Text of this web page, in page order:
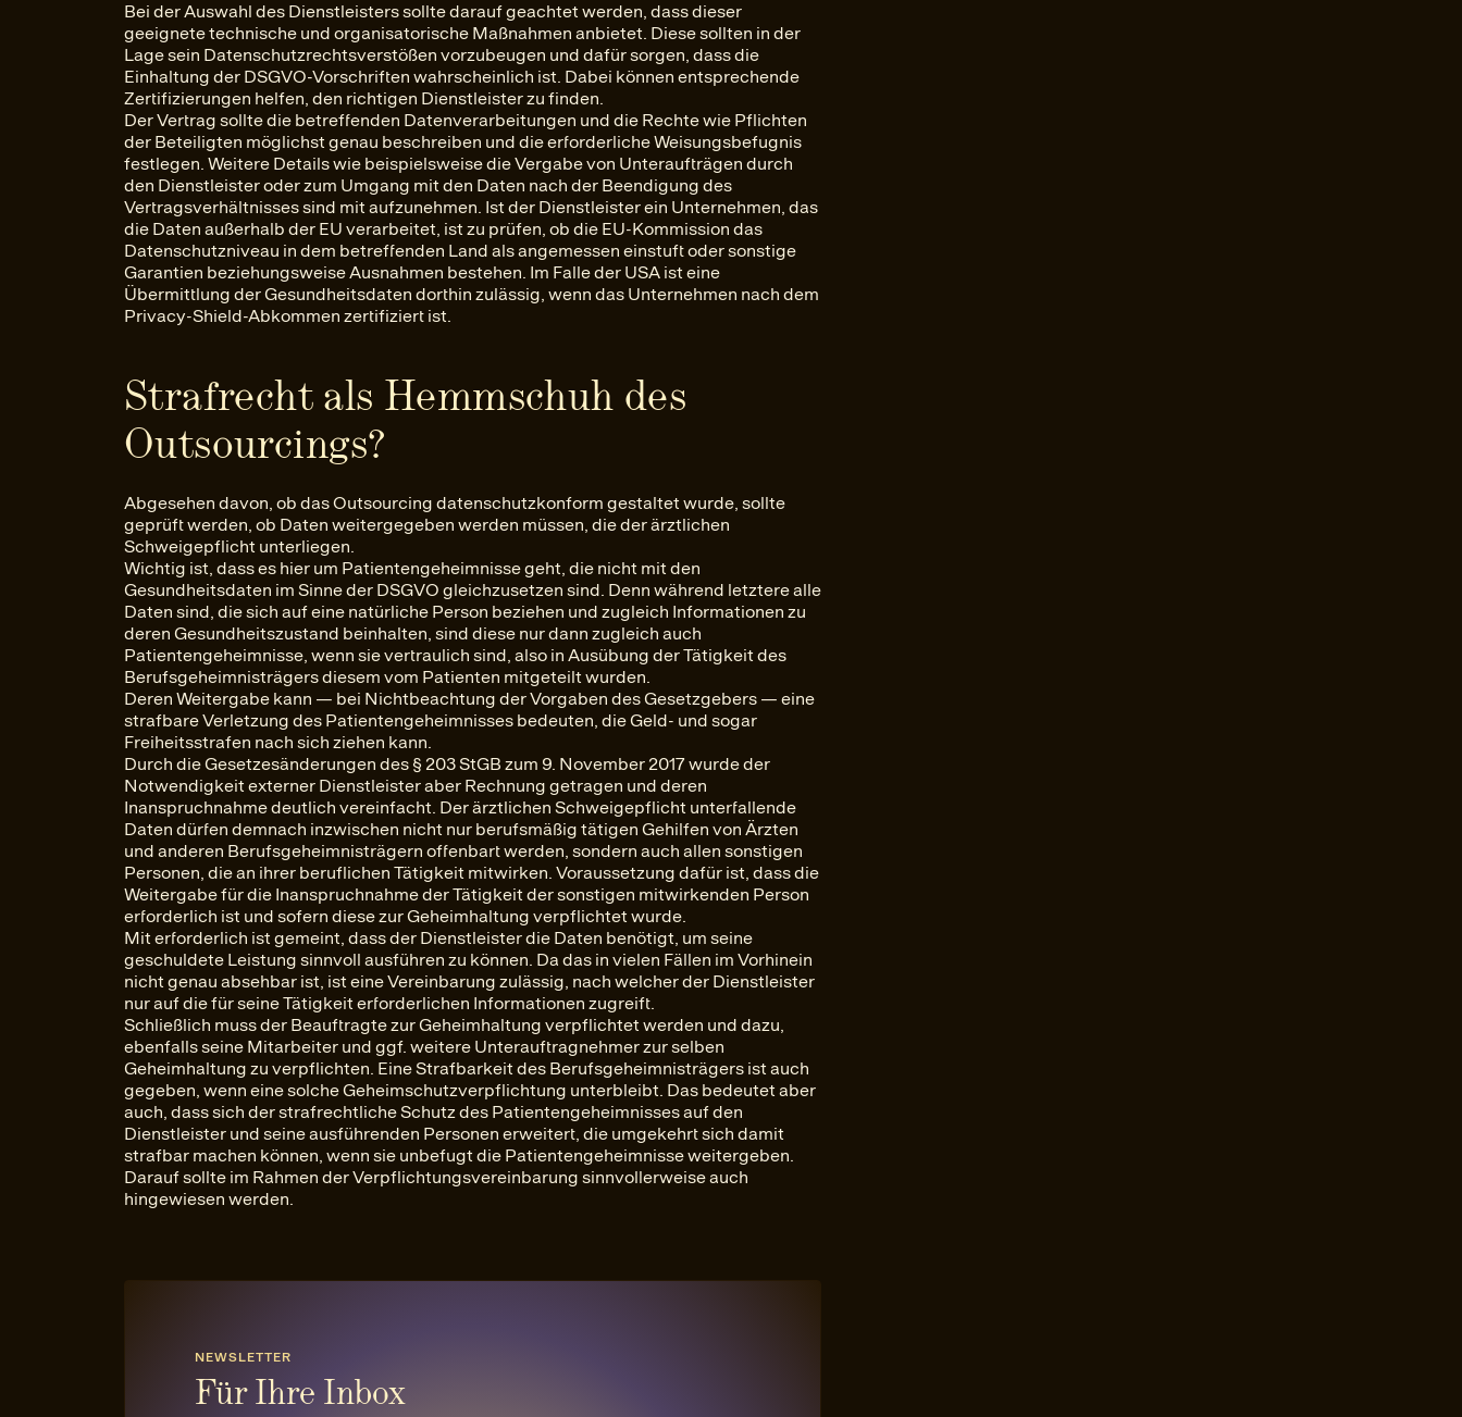
Bei der Auswahl des Dienstleisters sollte darauf geachtet werden, dass dieser
geeignete technische und organisatorische Maßnahmen anbietet. Diese sollten in der
Lage sein Datenschutzrechtsverstößen vorzubeugen und dafür sorgen, dass die
Einhaltung der DSGVO-Vorschriften wahrscheinlich ist. Dabei können entsprechende
Zertifizierungen helfen, den richtigen Dienstleister zu finden.
Der Vertrag sollte die betreffenden Datenverarbeitungen und die Rechte wie Pflichten
der Beteiligten möglichst genau beschreiben und die erforderliche Weisungsbefugnis
festlegen. Weitere Details wie beispielsweise die Vergabe von Unteraufträgen durch
den Dienstleister oder zum Umgang mit den Daten nach der Beendigung des
Vertragsverhältnisses sind mit aufzunehmen. Ist der Dienstleister ein Unternehmen, das
die Daten außerhalb der EU verarbeitet, ist zu prüfen, ob die EU-Kommission das
Datenschutzniveau in dem betreffenden Land als angemessen einstuft oder sonstige
Garantien beziehungsweise Ausnahmen bestehen. Im Falle der USA ist eine
Übermittlung der Gesundheitsdaten dorthin zulässig, wenn das Unternehmen nach dem
Privacy-Shield-Abkommen zertifiziert ist.
Strafrecht als Hemmschuh des
Outsourcings?
Abgesehen davon, ob das Outsourcing datenschutzkonform gestaltet wurde, sollte
geprüft werden, ob Daten weitergegeben werden müssen, die der ärztlichen
Schweigepflicht unterliegen.
Wichtig ist, dass es hier um Patientengeheimnisse geht, die nicht mit den
Gesundheitsdaten im Sinne der DSGVO gleichzusetzen sind. Denn während letztere alle
Daten sind, die sich auf eine natürliche Person beziehen und zugleich Informationen zu
deren Gesundheitszustand beinhalten, sind diese nur dann zugleich auch
Patientengeheimnisse, wenn sie vertraulich sind, also in Ausübung der Tätigkeit des
Berufsgeheimnisträgers diesem vom Patienten mitgeteilt wurden.
Deren Weitergabe kann — bei Nichtbeachtung der Vorgaben des Gesetzgebers — eine
strafbare Verletzung des Patientengeheimnisses bedeuten, die Geld- und sogar
Freiheitsstrafen nach sich ziehen kann.
Durch die Gesetzesänderungen des § 203 StGB zum 9. November 2017 wurde der
Notwendigkeit externer Dienstleister aber Rechnung getragen und deren
Inanspruchnahme deutlich vereinfacht. Der ärztlichen Schweigepflicht unterfallende
Daten dürfen demnach inzwischen nicht nur berufsmäßig tätigen Gehilfen von Ärzten
und anderen Berufsgeheimnisträgern offenbart werden, sondern auch allen sonstigen
Personen, die an ihrer beruflichen Tätigkeit mitwirken. Voraussetzung dafür ist, dass die
Weitergabe für die Inanspruchnahme der Tätigkeit der sonstigen mitwirkenden Person
erforderlich ist und sofern diese zur Geheimhaltung verpflichtet wurde.
Mit erforderlich ist gemeint, dass der Dienstleister die Daten benötigt, um seine
geschuldete Leistung sinnvoll ausführen zu können. Da das in vielen Fällen im Vorhinein
nicht genau absehbar ist, ist eine Vereinbarung zulässig, nach welcher der Dienstleister
nur auf die für seine Tätigkeit erforderlichen Informationen zugreift.
Schließlich muss der Beauftragte zur Geheimhaltung verpflichtet werden und dazu,
ebenfalls seine Mitarbeiter und ggf. weitere Unterauftragnehmer zur selben
Geheimhaltung zu verpflichten. Eine Strafbarkeit des Berufsgeheimnisträgers ist auch
gegeben, wenn eine solche Geheimschutzverpflichtung unterbleibt. Das bedeutet aber
auch, dass sich der strafrechtliche Schutz des Patientengeheimnisses auf den
Dienstleister und seine ausführenden Personen erweitert, die umgekehrt sich damit
strafbar machen können, wenn sie unbefugt die Patientengeheimnisse weitergeben.
Darauf sollte im Rahmen der Verpflichtungsvereinbarung sinnvollerweise auch
hingewiesen werden.
NEWSLETTER
Für Ihre Inbox